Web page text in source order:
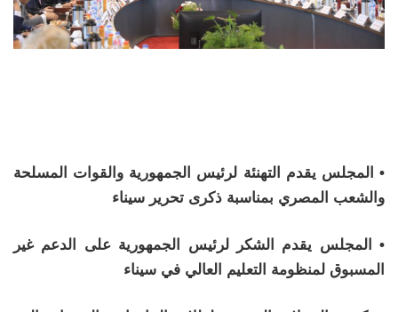
• المجلس يقدم التهنئة لرئيس الجمهورية والقوات المسلحة
والشعب المصري بمناسبة ذكرى تحرير سيناء
• المجلس يقدم الشكر لرئيس الجمهورية على الدعم غير
المسبوق لمنظومة التعليم العالي في سيناء